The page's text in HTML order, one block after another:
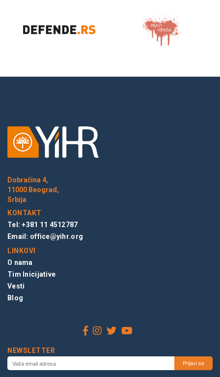
Dobračina 4,
11000 Beograd,
Srbija
KONTAKT
Tel: +381 11 4512787
Email: office@yihr.org
LINKOVI
O nama
Tim Inicijative
Vesti
Blog
NEWSLETTER